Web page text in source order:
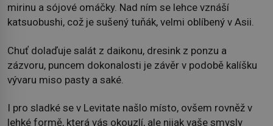
mirinu a sójové omáčky. Nad ním se lehce vznáší
katsuobushi, což je sušený tuňák, velmi oblíbený v Asii.
Chuť dolaďuje salát z daikonu, dresink z ponzu a
zázvoru, puncem dokonalosti je závěr v podobě kalíšku
vývaru miso pasty a saké.
I pro sladké se v Levitate našlo místo, ovšem rovněž v
lehké formě, která vás okouzlí, ale nijak vaše smysly